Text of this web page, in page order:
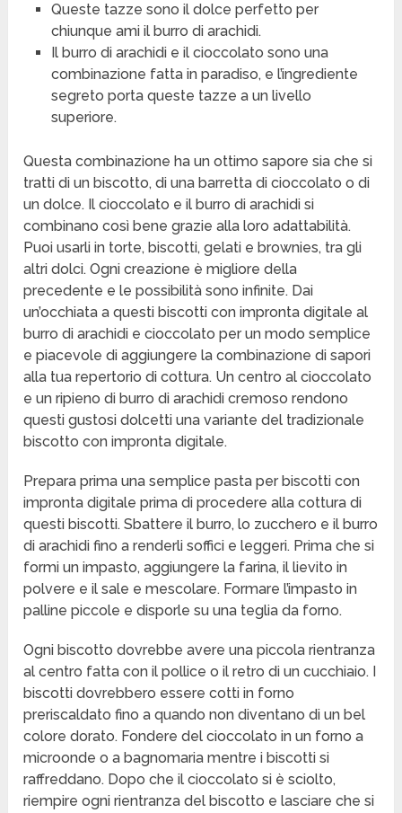
Queste tazze sono il dolce perfetto per
chiunque ami il burro di arachidi.
Il burro di arachidi e il cioccolato sono una
combinazione fatta in paradiso, e l’ingrediente
segreto porta queste tazze a un livello
superiore.
Questa combinazione ha un ottimo sapore sia che si
tratti di un biscotto, di una barretta di cioccolato o di
un dolce. Il cioccolato e il burro di arachidi si
combinano così bene grazie alla loro adattabilità.
Puoi usarli in torte, biscotti, gelati e brownies, tra gli
altri dolci. Ogni creazione è migliore della
precedente e le possibilità sono infinite. Dai
un’occhiata a questi biscotti con impronta digitale al
burro di arachidi e cioccolato per un modo semplice
e piacevole di aggiungere la combinazione di sapori
alla tua repertorio di cottura. Un centro al cioccolato
e un ripieno di burro di arachidi cremoso rendono
questi gustosi dolcetti una variante del tradizionale
biscotto con impronta digitale.
Prepara prima una semplice pasta per biscotti con
impronta digitale prima di procedere alla cottura di
questi biscotti. Sbattere il burro, lo zucchero e il burro
di arachidi fino a renderli soffici e leggeri. Prima che si
formi un impasto, aggiungere la farina, il lievito in
polvere e il sale e mescolare. Formare l’impasto in
palline piccole e disporle su una teglia da forno.
Ogni biscotto dovrebbe avere una piccola rientranza
al centro fatta con il pollice o il retro di un cucchiaio. I
biscotti dovrebbero essere cotti in forno
preriscaldato fino a quando non diventano di un bel
colore dorato. Fondere del cioccolato in un forno a
microonde o a bagnomaria mentre i biscotti si
raffreddano. Dopo che il cioccolato si è sciolto,
riempire ogni rientranza del biscotto e lasciare che si